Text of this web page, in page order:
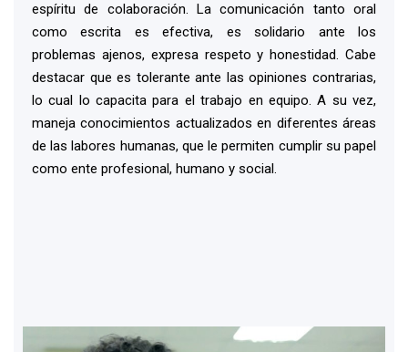
espíritu de colaboración. La comunicación tanto oral
como escrita es efectiva, es solidario ante los
problemas ajenos, expresa respeto y honestidad. Cabe
destacar que es tolerante ante las opiniones contrarias,
lo cual lo capacita para el trabajo en equipo. A su vez,
maneja conocimientos actualizados en diferentes áreas
de las labores humanas, que le permiten cumplir su papel
como ente profesional, humano y social.